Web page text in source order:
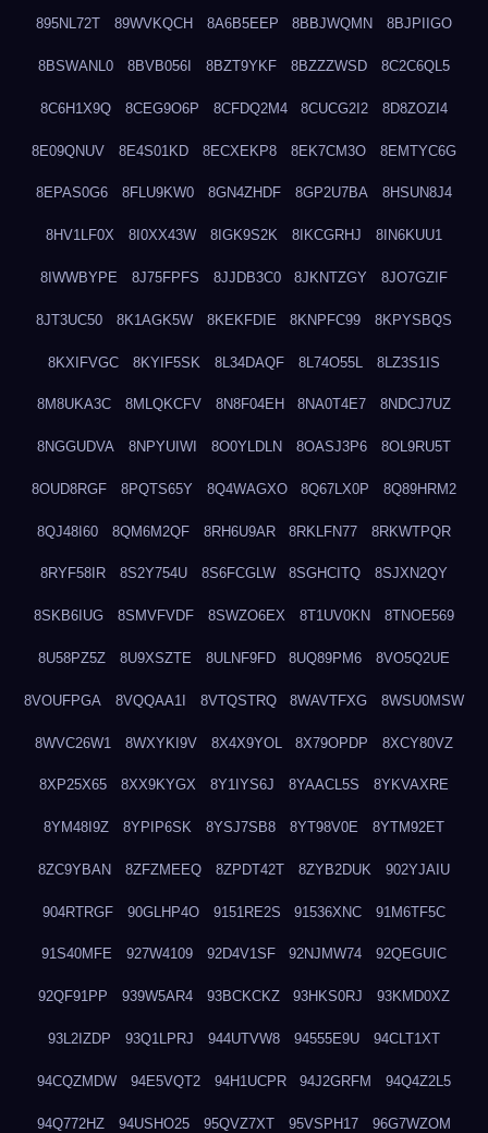
895NL72T 89WVKQCH 8A6B5EEP 8BBJWQMN 8BJPIIGO
8BSWANL0 8BVB056I 8BZT9YKF 8BZZZWSD 8C2C6QL5
8C6H1X9Q 8CEG9O6P 8CFDQ2M4 8CUCG2I2 8D8ZOZI4
8E09QNUV 8E4S01KD 8ECXEKP8 8EK7CM3O 8EMTYC6G
8EPAS0G6 8FLU9KW0 8GN4ZHDF 8GP2U7BA 8HSUN8J4
8HV1LF0X 8I0XX43W 8IGK9S2K 8IKCGRHJ 8IN6KUU1
8IWWBYPE 8J75FPFS 8JJDB3C0 8JKNTZGY 8JO7GZIF
8JT3UC50 8K1AGK5W 8KEKFDIE 8KNPFC99 8KPYSBQS
8KXIFVGC 8KYIF5SK 8L34DAQF 8L74O55L 8LZ3S1IS
8M8UKA3C 8MLQKCFV 8N8F04EH 8NA0T4E7 8NDCJ7UZ
8NGGUDVA 8NPYUIWI 8O0YLDLN 8OASJ3P6 8OL9RU5T
8OUD8RGF 8PQTS65Y 8Q4WAGXO 8Q67LX0P 8Q89HRM2
8QJ48I60 8QM6M2QF 8RH6U9AR 8RKLFN77 8RKWTPQR
8RYF58IR 8S2Y754U 8S6FCGLW 8SGHCITQ 8SJXN2QY
8SKB6IUG 8SMVFVDF 8SWZO6EX 8T1UV0KN 8TNOE569
8U58PZ5Z 8U9XSZTE 8ULNF9FD 8UQ89PM6 8VO5Q2UE
8VOUFPGA 8VQQAA1I 8VTQSTRQ 8WAVTFXG 8WSU0MSW
8WVC26W1 8WXYKI9V 8X4X9YOL 8X79OPDP 8XCY80VZ
8XP25X65 8XX9KYGX 8Y1IYS6J 8YAACL5S 8YKVAXRE
8YM48I9Z 8YPIP6SK 8YSJ7SB8 8YT98V0E 8YTM92ET
8ZC9YBAN 8ZFZMEEQ 8ZPDT42T 8ZYB2DUK 902YJAIU
904RTRGF 90GLHP4O 9151RE2S 91536XNC 91M6TF5C
91S40MFE 927W4109 92D4V1SF 92NJMW74 92QEGUIC
92QF91PP 939W5AR4 93BCKCKZ 93HKS0RJ 93KMD0XZ
93L2IZDP 93Q1LPRJ 944UTVW8 94555E9U 94CLT1XT
94CQZMDW 94E5VQT2 94H1UCPR 94J2GRFM 94Q4Z2L5
94Q772HZ 94USHO25 95QVZ7XT 95VSPH17 96G7WZOM